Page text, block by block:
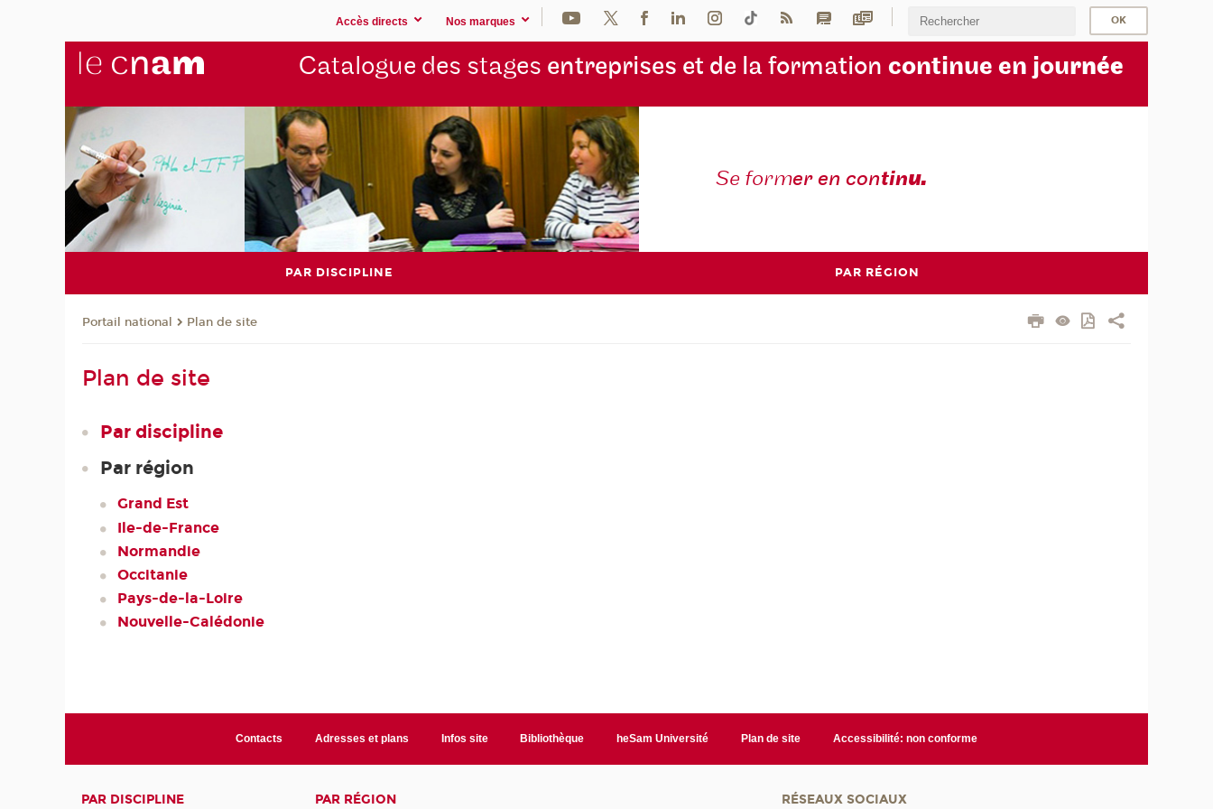
Accès directs Nos marques
Catalogue des stages entreprises et de la formation continue en journée
Se former en continu.
PAR DISCIPLINE PAR RÉGION
Portail national Plan de site
Plan de site
Par discipline
Par région
Grand Est
Ile-de-France
Normandie
Occitanie
Pays-de-la-Loire
Nouvelle-Calédonie
Contacts Adresses et plans Infos site Bibliothèque heSam Université Plan de site Accessibilité: non conforme
PAR DISCIPLINE PAR RÉGION RÉSEAUX SOCIAUX